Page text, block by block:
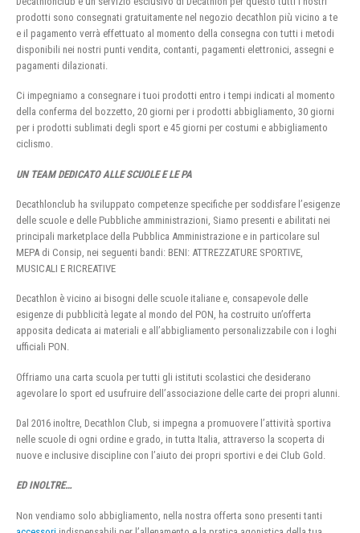
prodotti sono consegnati gratuitamente nel negozio decathlon più vicino a te
e il pagamento verrà effettuato al momento della consegna con tutti i metodi
disponibili nei nostri punti vendita, contanti, pagamenti elettronici, assegni e
pagamenti dilazionati.
Ci impegniamo a consegnare i tuoi prodotti entro i tempi indicati al momento
della conferma del bozzetto, 20 giorni per i prodotti abbigliamento, 30 giorni
per i prodotti sublimati degli sport e 45 giorni per costumi e abbigliamento
ciclismo.
UN TEAM DEDICATO ALLE SCUOLE E LE PA
Decathlonclub ha sviluppato competenze specifiche per soddisfare l’esigenze
delle scuole e delle Pubbliche amministrazioni, Siamo presenti e abilitati nei
principali marketplace della Pubblica Amministrazione e in particolare sul
MEPA di Consip, nei seguenti bandi: BENI: ATTREZZATURE SPORTIVE,
MUSICALI E RICREATIVE
Decathlon è vicino ai bisogni delle scuole italiane e, consapevole delle
esigenze di pubblicità legate al mondo del PON, ha costruito un’offerta
apposita dedicata ai materiali e all’abbigliamento personalizzabile con i loghi
ufficiali PON.
Offriamo una carta scuola per tutti gli istituti scolastici che desiderano
agevolare lo sport ed usufruire dell’associazione delle carte dei propri alunni.
Dal 2016 inoltre, Decathlon Club, si impegna a promuovere l’attività sportiva
nelle scuole di ogni ordine e grado, in tutta Italia, attraverso la scoperta di
nuove e inclusive discipline con l’aiuto dei propri sportivi e dei Club Gold.
ED INOLTRE…
Non vendiamo solo abbigliamento, nella nostra offerta sono presenti tanti